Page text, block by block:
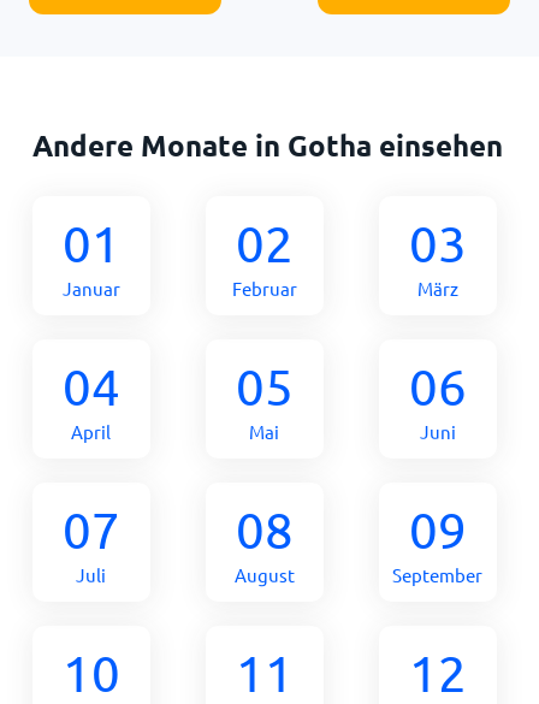
Andere Monate in Gotha einsehen
01
Januar
02
Februar
03
März
04
April
05
Mai
06
Juni
07
Juli
08
August
09
September
10 11 12